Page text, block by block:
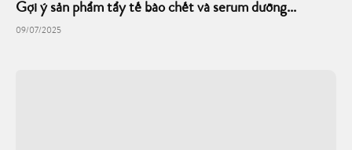
Gợi ý sản phẩm tẩy tế bào chết và serum dưỡng...
09/07/2025